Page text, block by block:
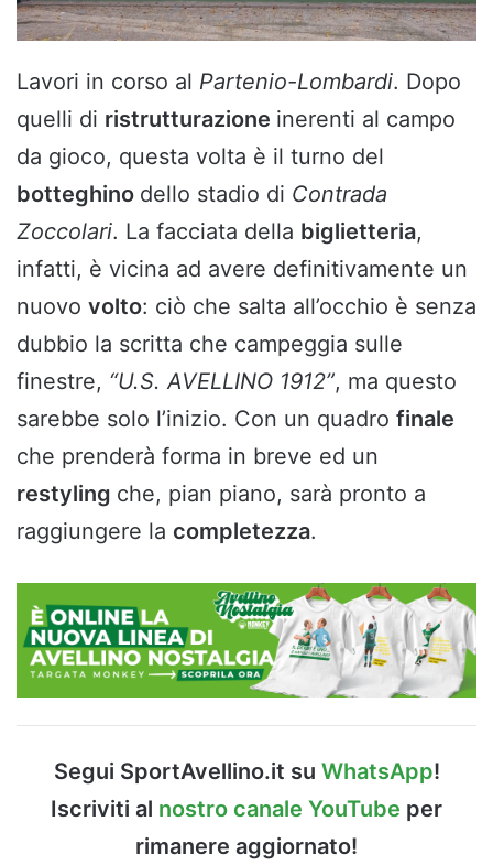
Lavori in corso al Partenio-Lombardi. Dopo
quelli di ristrutturazione inerenti al campo
da gioco, questa volta è il turno del
botteghino dello stadio di Contrada
Zoccolari. La facciata della biglietteria,
infatti, è vicina ad avere definitivamente un
nuovo volto: ciò che salta all’occhio è senza
dubbio la scritta che campeggia sulle
finestre, “U.S. AVELLINO 1912”, ma questo
sarebbe solo l’inizio. Con un quadro finale
che prenderà forma in breve ed un
restyling che, pian piano, sarà pronto a
raggiungere la completezza.
Segui SportAvellino.it su WhatsApp!
Iscriviti al nostro canale YouTube per
rimanere aggiornato!